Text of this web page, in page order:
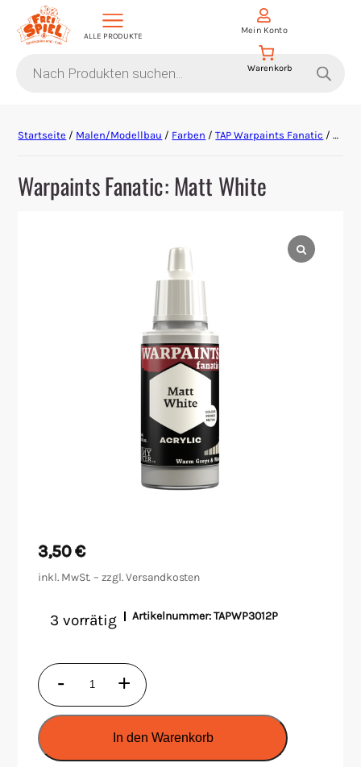
ALLE PRODUKTE
search
Mein Konto
Events
Sammelkartenspiele
Tabletop
Startseite / Malen/Modellbau / Farben /TAP Warpaints Fanatic / Warpaints Fanatic: Matt White
Warpaints Fanatic: Matt White
3,50€
inkl. MwSt. – zzgl.Versandkosten
3 vorrätig Artikelnummer:TAPWP3012P
-
Warpaints
Fanatic:
White
+
In den Warenkorb